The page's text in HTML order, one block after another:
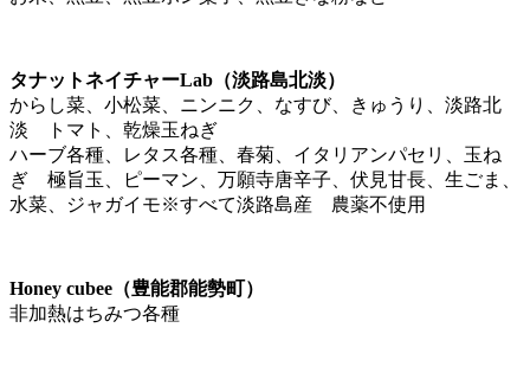
タナットネイチャーLab（淡路島北淡）
からし菜、小松菜、ニンニク、なすび、きゅうり、淡路北
淡 トマト、乾燥玉ねぎ
ハーブ各種、レタス各種、春菊、イタリアンパセリ、玉ね
ぎ 極旨玉、ピーマン、万願寺唐辛子、伏見甘長、生ごま、
水菜、ジャガイモ※すべて淡路島産 農薬不使用
Honey cubee（豊能郡能勢町）
非加熱はちみつ各種